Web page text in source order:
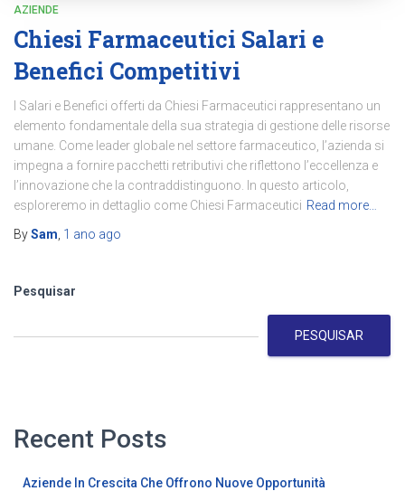
AZIENDE
Chiesi Farmaceutici Salari e
Benefici Competitivi
I Salari e Benefici offerti da Chiesi Farmaceutici rappresentano un
elemento fondamentale della sua strategia di gestione delle risorse
umane. Come leader globale nel settore farmaceutico, l’azienda si
impegna a fornire pacchetti retributivi che riflettono l’eccellenza e
l’innovazione che la contraddistinguono. In questo articolo,
esploreremo in dettaglio come Chiesi Farmaceutici Read more…
BySam 1 ano ago
Pesquisar
PESQUISAR
Recent Posts
Aziende In Crescita Che Offrono Nuove Opportunità